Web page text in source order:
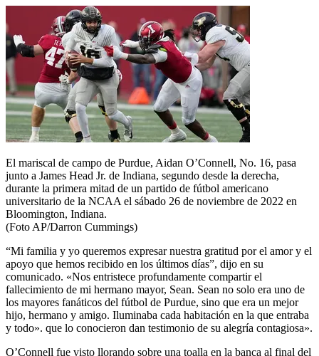
El mariscal de campo de Purdue, Aidan O’Connell, No. 16, pasa
junto a James Head Jr. de Indiana, segundo desde la derecha,
durante la primera mitad de un partido de fútbol americano
universitario de la NCAA el sábado 26 de noviembre de 2022 en
Bloomington, Indiana.
(Foto AP/Darron Cummings)
“Mi familia y yo queremos expresar nuestra gratitud por el amor y el
apoyo que hemos recibido en los últimos días”, dijo en su
comunicado. «Nos entristece profundamente compartir el
fallecimiento de mi hermano mayor, Sean. Sean no solo era uno de
los mayores fanáticos del fútbol de Purdue, sino que era un mejor
hijo, hermano y amigo. Iluminaba cada habitación en la que entraba
y todo». que lo conocieron dan testimonio de su alegría contagiosa».
O’Connell fue visto llorando sobre una toalla en la banca al final del